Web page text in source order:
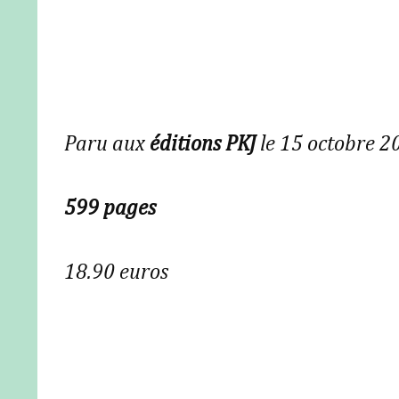
Paru aux éditions PKJle 15 octobre
599 pages
18.90 euros